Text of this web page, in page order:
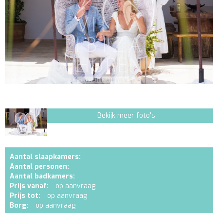
Bekijk meer foto's
Aantal slaapkamers:
Aantal personen:
Aantal badkamers:
Prijs vanaf:
op aanvraag
Prijs tot:
op aanvraag
Borg:
op aanvraag